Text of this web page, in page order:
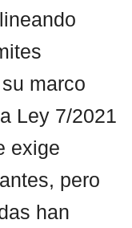
marco
Ley 7/2021
exige
pero
han